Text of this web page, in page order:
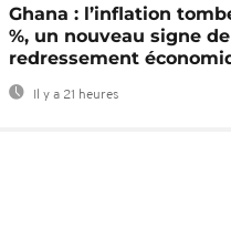
Ghana : l’inflation
%, un nouveau signe de
redressement
Il y a 21 heures